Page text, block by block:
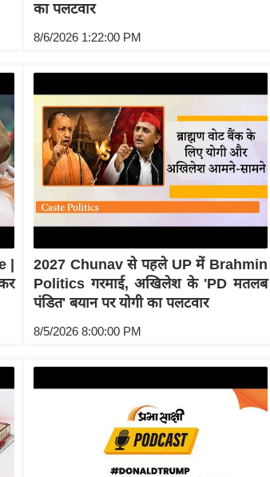
का पलटवार
8/6/2026 1:22:00 PM
|
2027 Chunav से पहले UP में Brahmin
Politics गरमाई, अखिलेश के 'PD मतलब
पंडित' बयान पर योगी का पलटवार
8/5/2026 8:00:00 PM